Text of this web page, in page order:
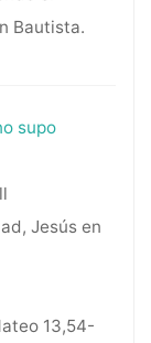
Bautista.
supo
Jesús en
13,54-